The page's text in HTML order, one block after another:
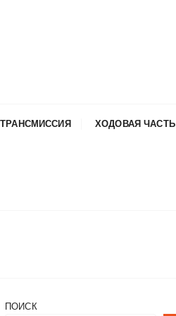
ТРАНСМИССИЯ ХОДОВАЯ ЧАСТЬ
ПОИСК